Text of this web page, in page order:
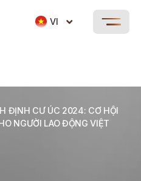
VI
ĐỊNH CƯ ÚC 2024: CƠ HỘI
NGƯỜI LAO ĐỘNG VIỆT